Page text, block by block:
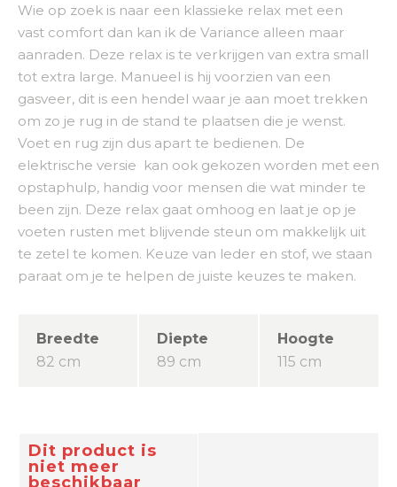
Wie op zoek is naar een klassieke relax met een
vast comfort dan kan ik de Variance alleen maar
aanraden. Deze relax is te verkrijgen van extra small
tot extra large. Manueel is hij voorzien van een
gasveer, dit is een hendel waar je aan moet trekken
om zo je rug in de stand te plaatsen die je wenst.
Voet en rug zijn dus apart te bedienen. De
elektrische versie kan ook gekozen worden met een
opstaphulp, handig voor mensen die wat minder te
been zijn. Deze relax gaat omhoog en laat je op je
voeten rusten met blijvende steun om makkelijk uit
te zetel te komen. Keuze van leder en stof, we staan
paraat om je te helpen de juiste keuzes te maken.
Breedte
82 cm
Diepte
89 cm
Hoogte
115 cm
Dit product is
niet meer
beschikbaar